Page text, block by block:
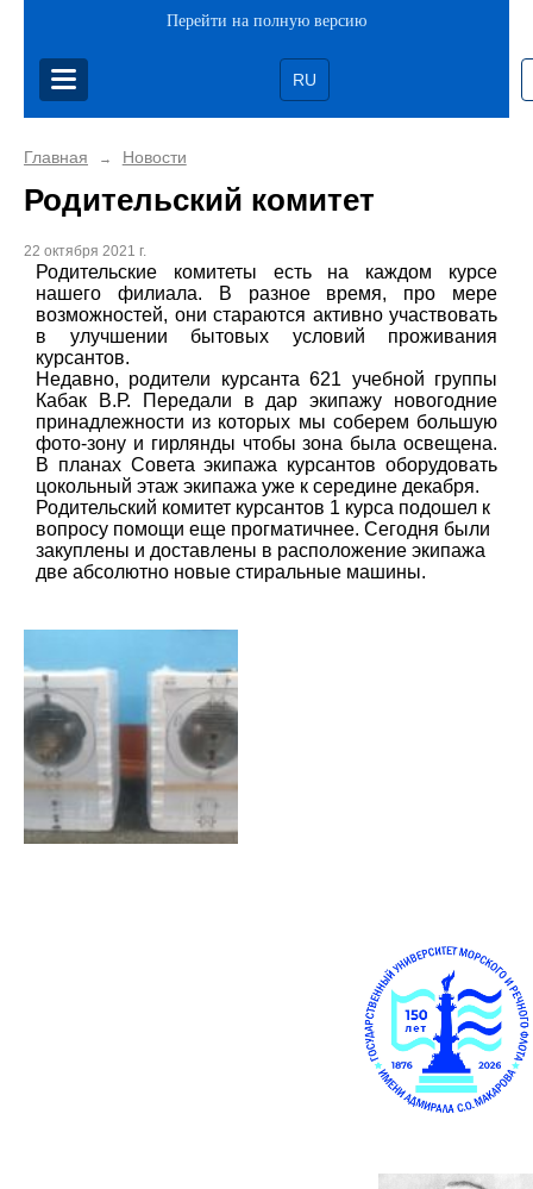
Перейти на полную версию
RU
Главная → Новости
Родительский комитет
22 октября 2021 г.
Родительские комитеты есть на каждом курсе
нашего филиала. В разное время, про мере
возможностей, они стараются активно участвовать
в улучшении бытовых условий проживания
курсантов.
Недавно, родители курсанта 621 учебной группы
Кабак В.Р. Передали в дар экипажу новогодние
принадлежности из которых мы соберем большую
фото-зону и гирлянды чтобы зона была освещена.
В планах Совета экипажа курсантов оборудовать
цокольный этаж экипажа уже к середине декабря.
Родительский комитет курсантов 1 курса подошел к
вопросу помощи еще прогматичнее. Сегодня были
закуплены и доставлены в расположение экипажа
две абсолютно новые стиральные машины.